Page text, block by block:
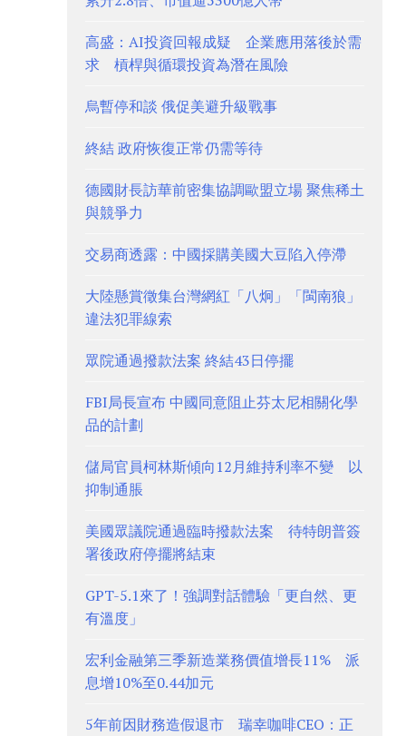
高盛：AI投資回報成疑 企業應用落後於需
求 槓桿與循環投資為潛在風險
烏暫停和談 俄促美避升級戰事
終結 政府恢復正常仍需等待
德國財長訪華前密集協調歐盟立場 聚焦稀土
與競爭力
交易商透露：中國採購美國大豆陷入停滯
大陸懸賞徵集台灣網紅「八炯」「閩南狼」
違法犯罪線索
眾院通過撥款法案 終結43日停擺
FBI局長宣布 中國同意阻止芬太尼相關化學
品的計劃
儲局官員柯林斯傾向12月維持利率不變 以
抑制通脹
美國眾議院通過臨時撥款法案 待特朗普簽
署後政府停擺將結束
GPT-5.1來了！強調對話體驗「更自然、更
有溫度」
宏利金融第三季新造業務價值增長11% 派
息增10%至0.44加元
5年前因財務造假退市 瑞幸咖啡CEO：正